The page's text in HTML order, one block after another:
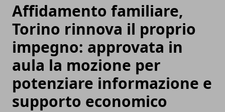
Affidamento familiare,
Torino rinnova il proprio
impegno: approvata in
aula la mozione per
potenziare informazione e
supporto economico